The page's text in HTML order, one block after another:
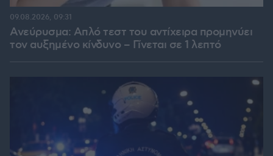
Ανεύρυσμα: Απλό τεστ του αντίχειρα προμηνύει
τον αυξημένο κίνδυνο – Γίνεται σε 1 λεπτό
09.08.2026, 09:31